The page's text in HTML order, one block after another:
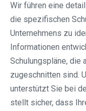
Wir führen eine
die spezifischen
Unternehmens zu
Informationen
Schulungspläne, die
zugeschnitten sind.
unterstützt Sie bei
stellt sicher, dass